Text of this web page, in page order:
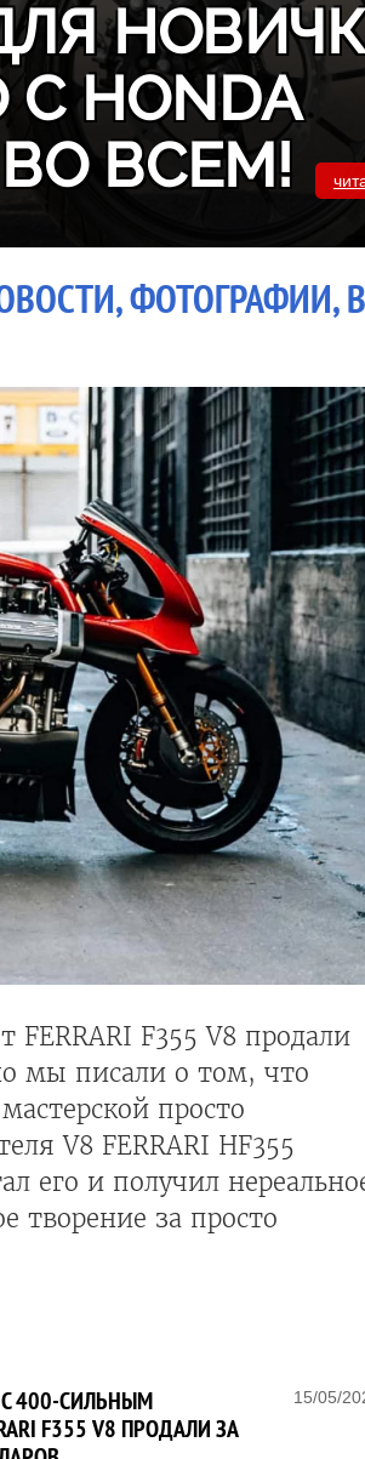
HONDA
ВО ВСЕМ!
F355 V8 продали
мы писали о том, что
просто
V8 FERRARI HF355
его и получил
творение за просто
15/05/
400-СИЛЬНЫМ
F355 V8 ПРОДАЛИ ЗА